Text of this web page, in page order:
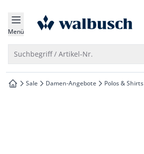
springen
springen
springen
springen
Menü zur Startseite
Suchbegriff / Artikel-Nr.
zur Startseite
Sale Damen-Angebote Polos & Shirts